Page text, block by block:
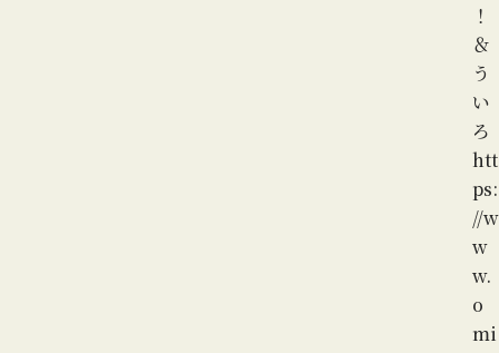
！
＆
う
い
ろ
htt
ps:
//w
w
w.
o
mi